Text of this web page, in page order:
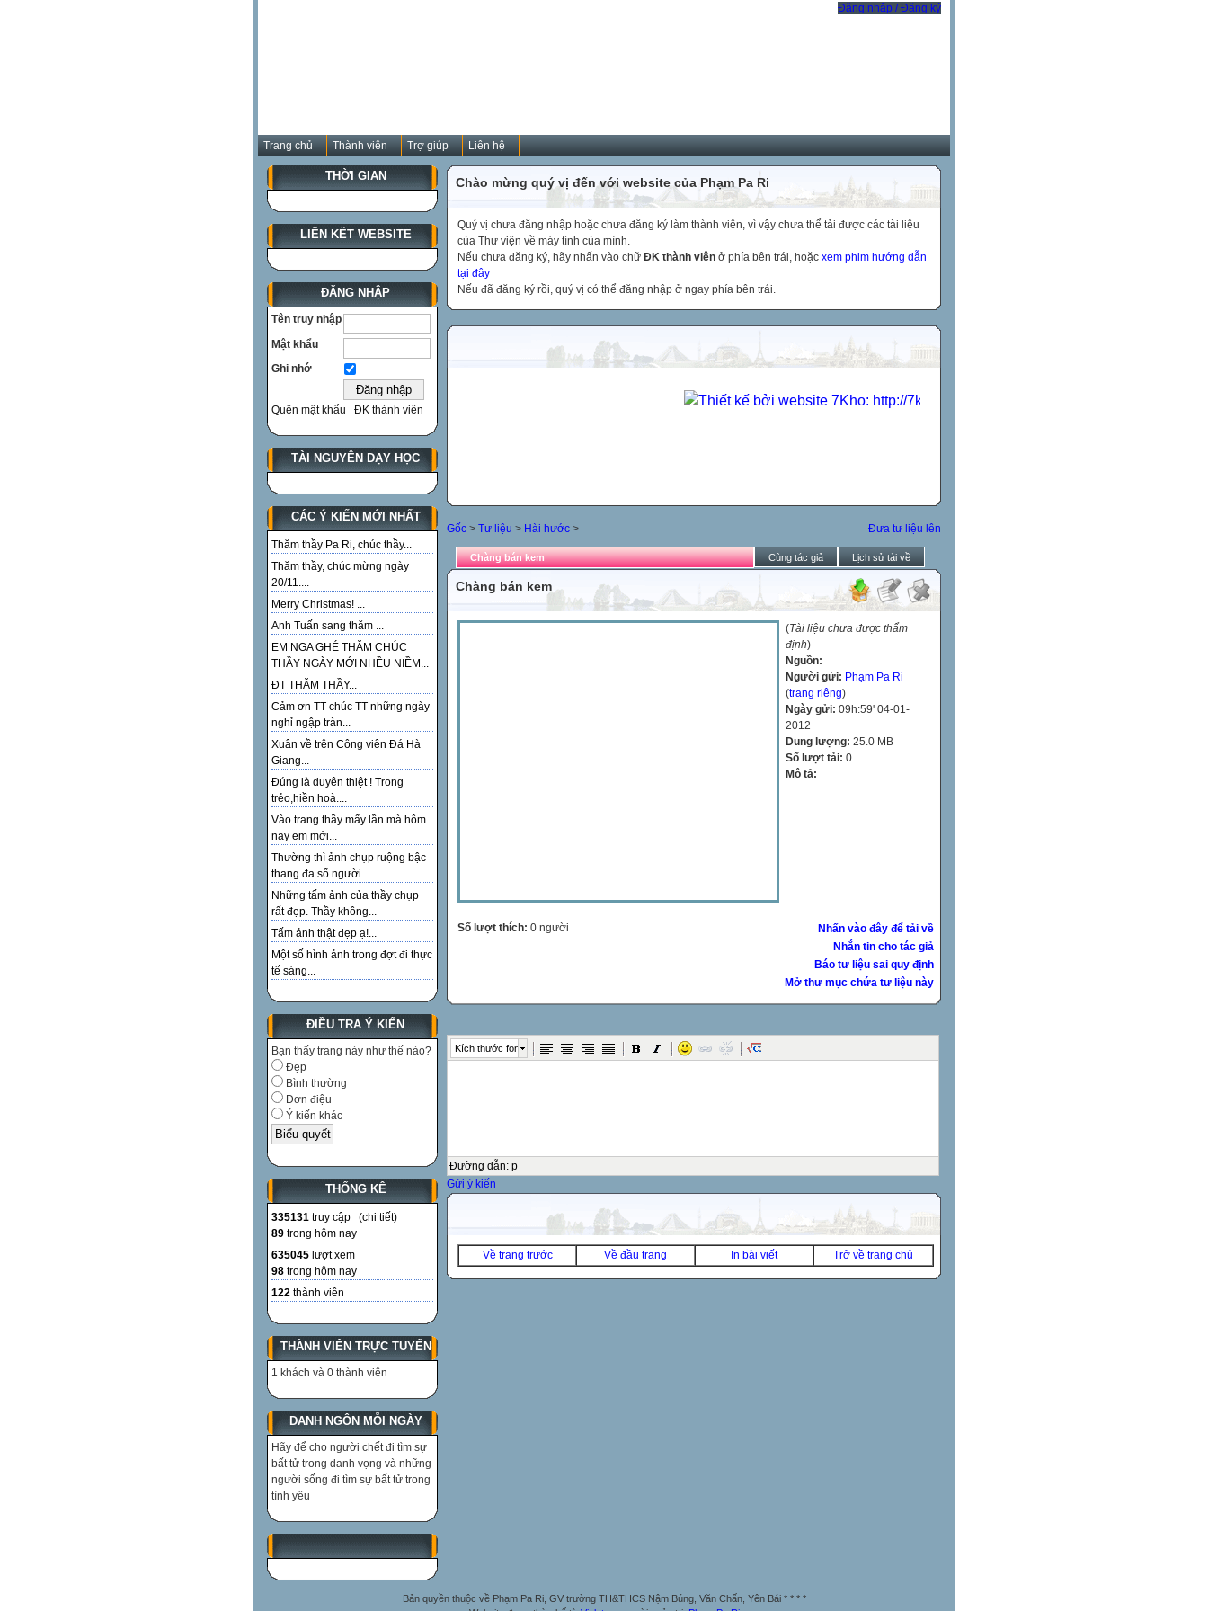
Đăng nhập / Đăng ký
Trang chủ Thành viên Trợ giúp Liên hệ
THỜI GIAN
LIÊN KẾT WEBSITE
ĐĂNG NHẬP
Tên truy nhập
Mật khẩu
Ghi nhớ
Quên mật khẩu ĐK thành viên
TÀI NGUYÊN DẠY HỌC
CÁC Ý KIẾN MỚI NHẤT
Thăm thầy Pa Ri, chúc thầy...
Thăm thầy, chúc mừng ngày
20/11....
Merry Christmas! ...
Anh Tuấn sang thăm ...
EM NGA GHÉ THĂM CHÚC
THẦY NGÀY MỚI NHỀU NIỀM...
ĐT THĂM THẦY...
Cảm ơn TT chúc TT những ngày
nghỉ ngập tràn...
Xuân về trên Công viên Đá Hà
Giang...
Đúng là duyên thiệt ! Trong
trẻo,hiền hoà....
Vào trang thầy mấy lần mà hôm
nay em mới...
Thường thì ảnh chụp ruộng bậc
thang đa số người...
Những tấm ảnh của thầy chụp
rất đẹp. Thầy không...
Tấm ảnh thật đẹp ạ!...
Một số hình ảnh trong đợt đi thực
tế sáng...
ĐIỀU TRA Ý KIẾN
Bạn thấy trang này như thế nào?
Đẹp
Bình thường
Đơn điệu
Ý kiến khác
THỐNG KÊ
335131 truy cập (chi tiết)
89 trong hôm nay
635045 lượt xem
98 trong hôm nay
122 thành viên
THÀNH VIÊN TRỰC TUYẾN
1 khách và 0 thành viên
DANH NGÔN MỖI NGÀY
Hãy để cho người chết đi tìm sự
bất tử trong danh vọng và những
người sống đi tìm sự bất tử trong
tình yêu
Chào mừng quý vị đến với website của Phạm Pa Ri
Quý vị chưa đăng nhập hoặc chưa đăng ký làm thành viên, vì vậy chưa thể tải được các tài liệu
của Thư viện về máy tính của mình.
Nếu chưa đăng ký, hãy nhấn vào chữ ĐK thành viên ở phía bên trái, hoặc xem phim hướng dẫn
tại đây
Nếu đã đăng ký rồi, quý vị có thể đăng nhập ở ngay phía bên trái.
Đưa tư liệu lên
Gốc > Tư liệu > Hài hước >
Chàng bán kem Cùng tác giả Lịch sử tải về
Chàng bán kem
(Tài liệu chưa được thẩm
định)
Nguồn:
Người gửi: Phạm Pa Ri
(trang riêng)
Ngày gửi: 09h:59' 04-01-
2012
Dung lượng: 25.0 MB
Số lượt tải: 0
Mô tả:
Nhấn vào đây để tải về
Nhắn tin cho tác giả
Báo tư liệu sai quy định
Mở thư mục chứa tư liệu này
Số lượt thích: 0 người
Kích thước font
Đường dẫn: p
Gửi ý kiến
Về trang trước Về đầu trang In bài viết Trở về trang chủ
Bản quyền thuộc về Phạm Pa Ri, GV trường TH&THCS Nậm Búng, Văn Chấn, Yên Bái * * * *